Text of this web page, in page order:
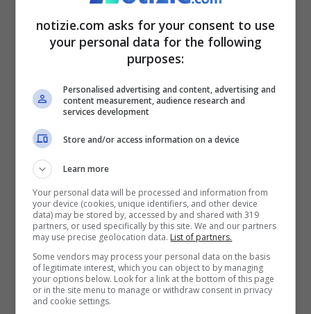
Luis Alberto (Getty Images)
L’ex calciatore barese ha le idee molto
chiare. Agli attuali campioni di Italia
servirebbe un fantasista comeLuis
Alberto. Per rilevare il trequartista
spagnolo, però, servono molti soldi. O
forse no? Il motivo lo ha subito spiegato:
notizie.com asks for your consent to use
your personal data for the following
purposes:
Personalised advertising and content, advertising and
content measurement, audience research and
services development
Store and/or access information on a device
Learn more
Your personal data will be processed and information from
your device (cookies, unique identifiers, and other device
data) may be stored by, accessed by and shared with 319
partners, or used specifically by this site. We and our partners
may use precise geolocation data. List of partners.
Some vendors may process your personal data on the basis
of legitimate interest, which you can object to by managing
your options below. Look for a link at the bottom of this page
or in the site menu to manage or withdraw consent in privacy
and cookie settings.